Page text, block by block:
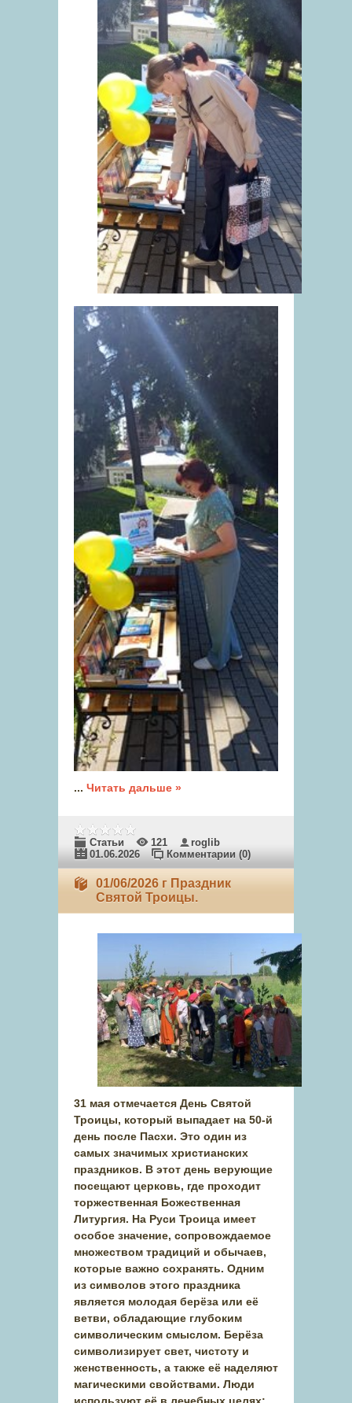
... Читать дальше »
Статьи 121
roglib
01.06.2026
Комментарии (0)
01/06/2026 г Праздник
Святой Троицы.
31 мая отмечается День Святой
Троицы, который выпадает на 50-й
день после Пасхи. Это один из
самых значимых христианских
праздников. В этот день верующие
посещают церковь, где проходит
торжественная Божественная
Литургия. На Руси Троица имеет
особое значение, сопровождаемое
множеством традиций и обычаев,
которые важно сохранять. Одним
из символов этого праздника
является молодая берёза или её
ветви, обладающие глубоким
символическим смыслом. Берёза
символизирует свет, чистоту и
женственность, а также её наделяют
магическими свойствами. Люди